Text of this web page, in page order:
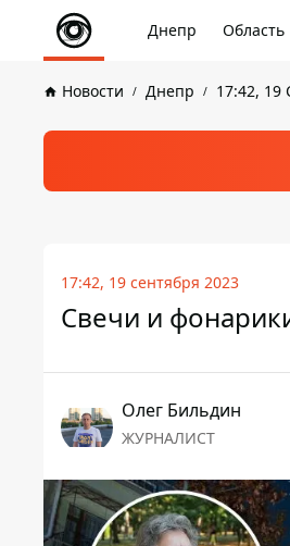
Днепр Область
Новости Днепр 17:42, 19
17:42, 19 сентября 2023
Свечи и
Олег Бильдин
ЖУРНАЛИСТ